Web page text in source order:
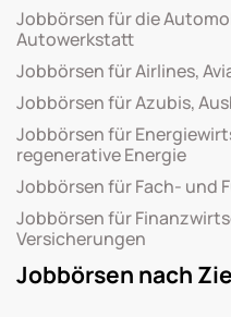
Jobbörsen für die
Autowerkstatt
Jobbörsen für Airlines,
Jobbörsen für Azubis,
Jobbörsen für
regenerative Energie
Jobbörsen für Fach- und
Jobbörsen für
Versicherungen
Jobbörsen nach